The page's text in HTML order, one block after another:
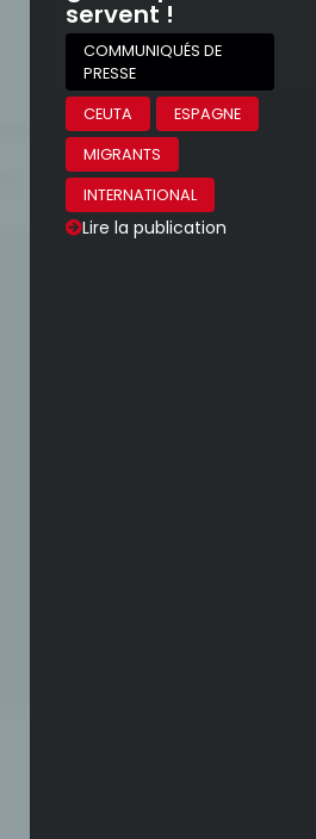
servent !
COMMUNIQUÉS DE
PRESSE
CEUTA
ESPAGNE
MIGRANTS
INTERNATIONAL
Lire la publication